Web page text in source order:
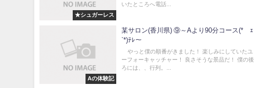
★シュガーレス
いたところへ電話...
Aの体験記
某サロン(香川県) ⑨～Aより90分コース(*´ｪ
`*)ﾃﾚ～
やっと僕の順番がきました！ 楽しみにしていたユ
ーフォーキャッチャー！ 良さそうな景品だ！ 僕の後
ろには、、行列。...